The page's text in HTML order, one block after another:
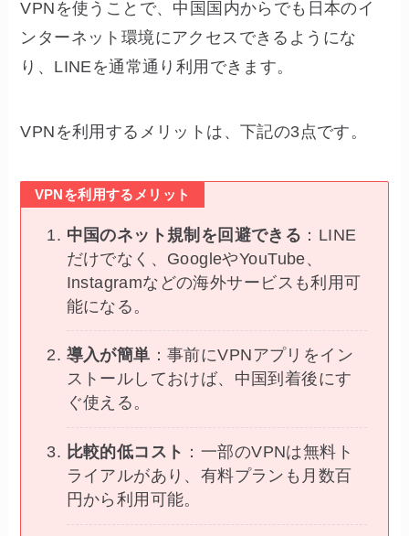
VPNを使うことで、中国国内からでも日本のイ
ンターネット環境にアクセスできるようにな
り、LINEを通常通り利用できます。
VPNを利用するメリットは、下記の3点です。
VPNを利用するメリット
中国のネット規制を回避できる ：LINE
だけでなく、GoogleやYouTube、
Instagramなどの海外サービスも利用可
能になる。
導入が簡単 ：事前にVPNアプリをイン
ストールしておけば、中国到着後にす
ぐ使える。
比較的低コスト ：一部のVPNは無料ト
ライアルがあり、有料プランも月数百
円から利用可能。